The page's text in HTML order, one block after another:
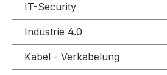
IT-Security
Industrie 4.0
Kabel - Verkabelung